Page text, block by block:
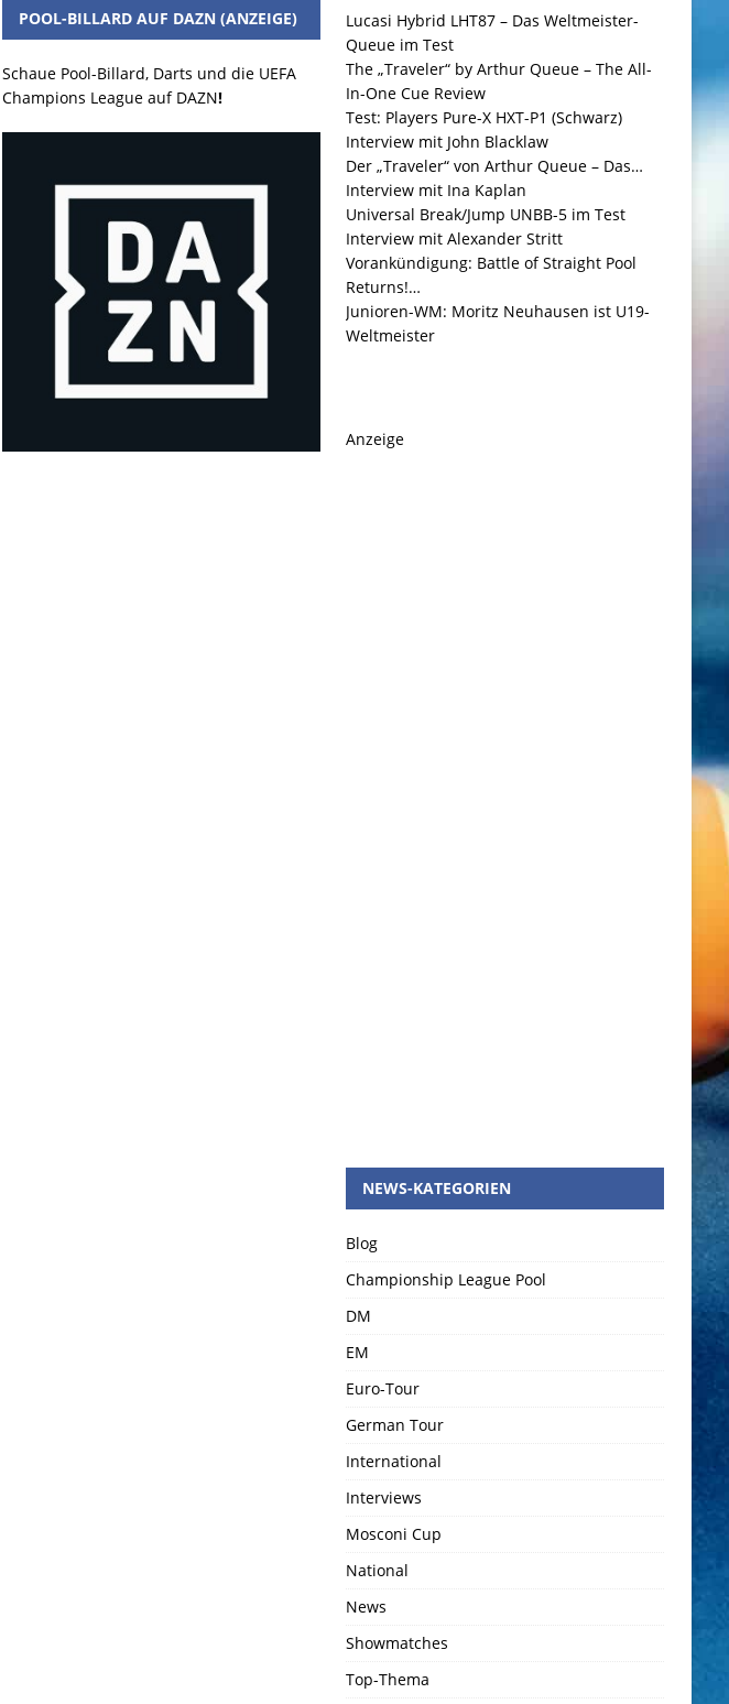
POOL-BILLARD AUF DAZN (ANZEIGE)
Schaue Pool-Billard, Darts und die UEFA
Champions League auf DAZN!
Lucasi Hybrid LHT87 – Das Weltmeister-
Queue im Test
The „Traveler“ by Arthur Queue – The All-
In-One Cue Review
Test: Players Pure-X HXT-P1 (Schwarz)
Interview mit John Blacklaw
Der „Traveler“ von Arthur Queue – Das…
Interview mit Ina Kaplan
Universal Break/Jump UNBB-5 im Test
Interview mit Alexander Stritt
Vorankündigung: Battle of Straight Pool
Returns!…
Junioren-WM: Moritz Neuhausen ist U19-
Weltmeister
Anzeige
NEWS-KATEGORIEN
Blog
Championship League Pool
DM
EM
Euro-Tour
German Tour
International
Interviews
Mosconi Cup
National
News
Showmatches
Top-Thema